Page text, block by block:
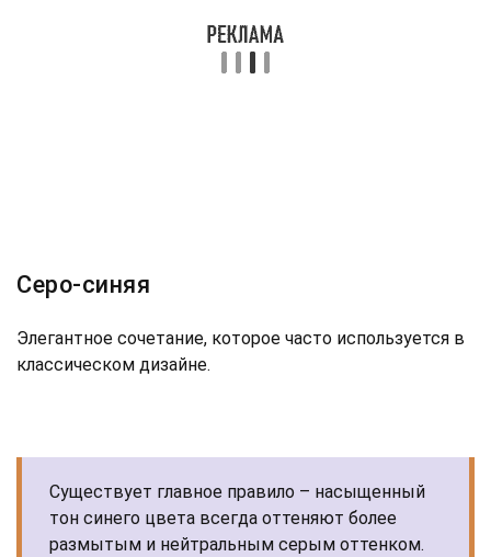
Серо-синяя
Элегантное сочетание, которое часто используется в
классическом дизайне.
Существует главное правило – насыщенный
тон синего цвета всегда оттеняют более
размытым и нейтральным серым оттенком.